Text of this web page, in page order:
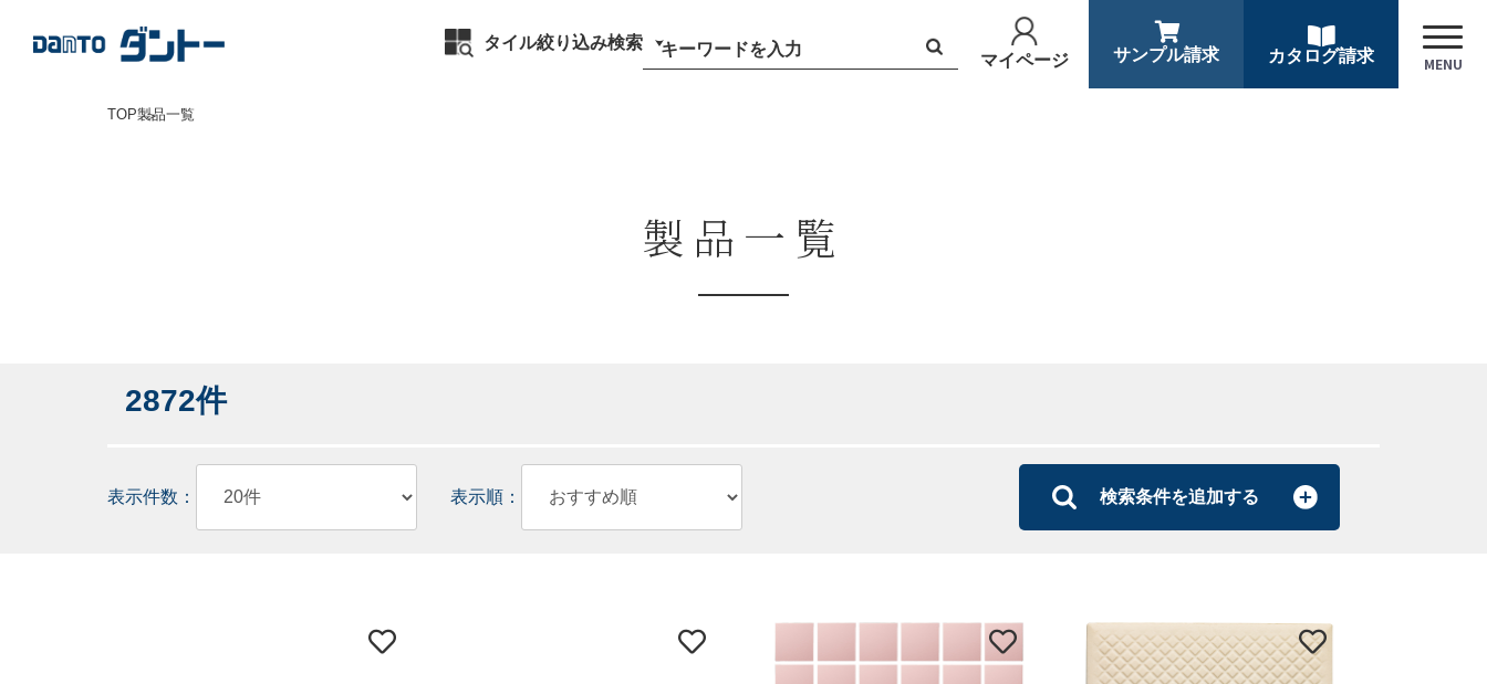
タイル絞り込み検索
マイページ
サンプル請求 カタログ請求 MENU
TOP製品一覧
製品一覧
2872件
表示件数： 表示順： 検索条件を追加する